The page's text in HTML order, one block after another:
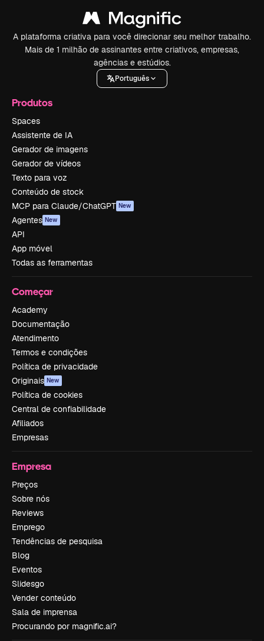
A plataforma criativa para você direcionar seu melhor trabalho.
Mais de 1 milhão de assinantes entre criativos, empresas,
agências e estúdios.
Português
Produtos
Spaces
Assistente de IA
Gerador de imagens
Gerador de vídeos
Texto para voz
Conteúdo de stock
MCP para Claude/ChatGPT New
Agentes New
API
App móvel
Todas as ferramentas
Começar
Academy
Documentação
Atendimento
Termos e condições
Política de privacidade
Originais New
Política de cookies
Central de confiabilidade
Afiliados
Empresas
Empresa
Preços
Sobre nós
Reviews
Emprego
Tendências de pesquisa
Blog
Eventos
Slidesgo
Vender conteúdo
Sala de imprensa
Procurando por magnific.ai?